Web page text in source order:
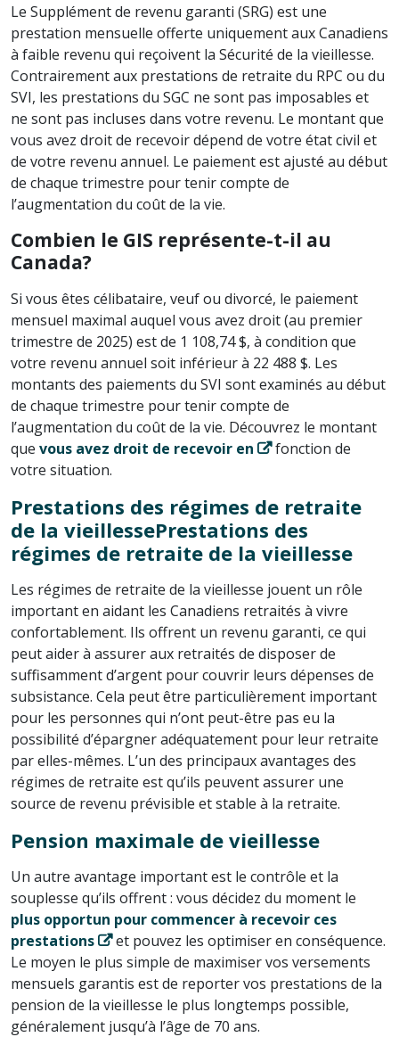
Le Supplément de revenu garanti (SRG) est une
prestation mensuelle offerte uniquement aux Canadiens
à faible revenu qui reçoivent la Sécurité de la vieillesse.
Contrairement aux prestations de retraite du RPC ou du
SVI, les prestations du SGC ne sont pas imposables et
ne sont pas incluses dans votre revenu. Le montant que
vous avez droit de recevoir dépend de votre état civil et
de votre revenu annuel. Le paiement est ajusté au début
de chaque trimestre pour tenir compte de
l’augmentation du coût de la vie.
Combien le GIS représente-t-il au
Canada?
Si vous êtes célibataire, veuf ou divorcé, le paiement
mensuel maximal auquel vous avez droit (au premier
trimestre de 2025) est de 1 108,74 $, à condition que
votre revenu annuel soit inférieur à 22 488 $. Les
montants des paiements du SVI sont examinés au début
de chaque trimestre pour tenir compte de
l’augmentation du coût de la vie. Découvrez le montant
que vous avez droit de recevoir en
fonction de
votre situation.
Prestations des régimes de retraite
de la vieillessePrestations des
régimes de retraite de la vieillesse
Les régimes de retraite de la vieillesse jouent un rôle
important en aidant les Canadiens retraités à vivre
confortablement. Ils offrent un revenu garanti, ce qui
peut aider à assurer aux retraités de disposer de
suffisamment d’argent pour couvrir leurs dépenses de
subsistance. Cela peut être particulièrement important
pour les personnes qui n’ont peut-être pas eu la
possibilité d’épargner adéquatement pour leur retraite
par elles-mêmes. L’un des principaux avantages des
régimes de retraite est qu’ils peuvent assurer une
source de revenu prévisible et stable à la retraite.
Pension maximale de vieillesse
Un autre avantage important est le contrôle et la
souplesse qu’ils offrent : vous décidez du moment le
plus opportun pour commencer à recevoir ces
prestations
et pouvez les optimiser en conséquence.
Le moyen le plus simple de maximiser vos versements
mensuels garantis est de reporter vos prestations de la
pension de la vieillesse le plus longtemps possible,
généralement jusqu’à l’âge de 70 ans.